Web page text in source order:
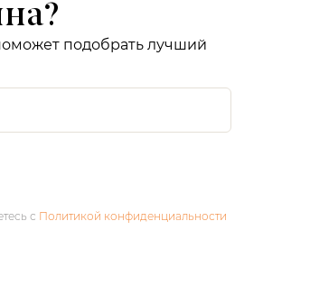
подобрать лучший
с Политикой конфиденциальности